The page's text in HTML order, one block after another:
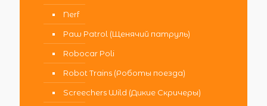
Nerf
Paw Patrol (Щенячий патруль)
Robocar Poli
Robot Trains (Роботы поезда)
Screechers Wild (Дикие Скричеры)